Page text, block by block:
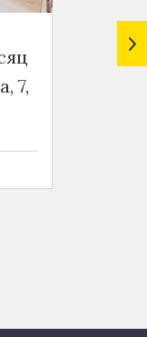
7,
657